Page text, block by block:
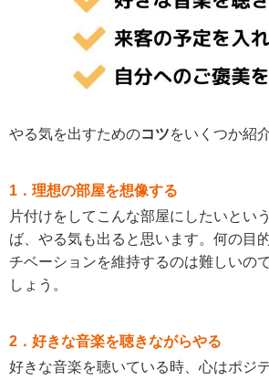
やる気を出すためのコツをいくつか紹
1．理想の部屋を想像する
片付けをしてこんな部屋にしたいとい
ば、やる気も出ると思います。何の目
チベーションを維持するのは難しいの
しょう。
2．好きな音楽を聴きながらやる
好きな音楽を聴いている時、心はポジ